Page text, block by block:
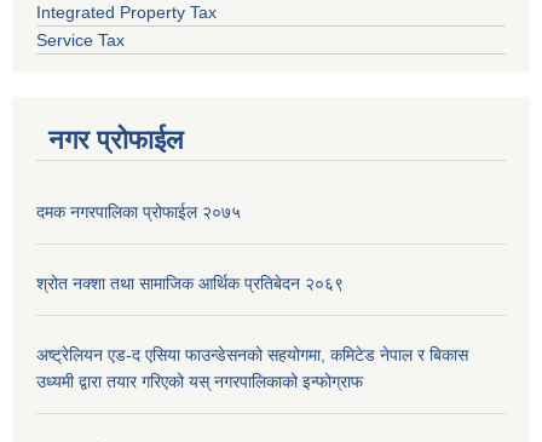
Integrated Property Tax
Service Tax
नगर प्रोफाईल
दमक नगरपालिका प्रोफाईल २०७५
श्रोत नक्शा तथा सामाजिक आर्थिक प्रतिबेदन २०६९
अष्ट्रेलियन एड-द एसिया फाउन्डेसनको सहयोगमा, कमिटेड नेपाल र बिकास
उध्यमी द्वारा तयार गरिएको यस् नगरपालिकाको इन्फोग्राफ